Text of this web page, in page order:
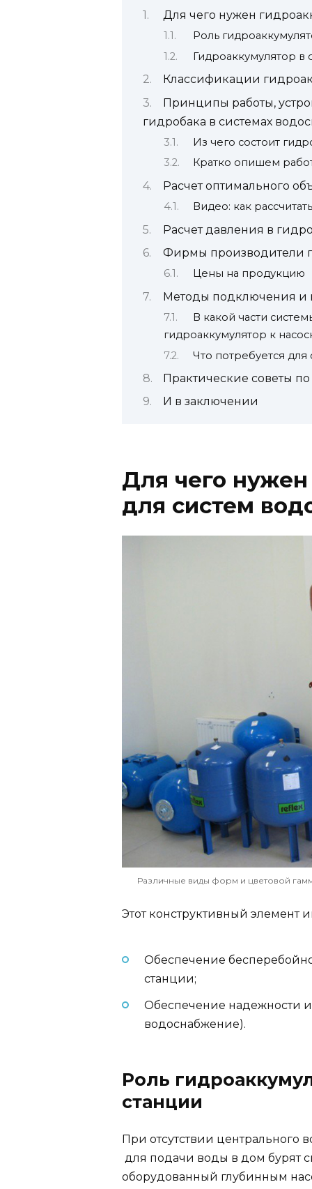
Для чего нужен
Роль
Гидроаккумулятор в
Классификации
Принципы работы,
гидробака в системах
Из чего состоит
Кратко опишем
Расчет оптимального
Видео: как
Расчет давления в
Фирмы производители
Цены на продукцию
Методы подключения и
В какой части
гидроаккумулятор к
Что потребуется
Практические советы
И в заключении
Для чего
для систем
Различные виды форм и цветовой
Этот конструктивный элемент
Обеспечение
станции;
Обеспечение надежности
водоснабжение).
Роль
станции
При отсутствии центрального
для подачи воды в дом бурят
оборудованный глубинным